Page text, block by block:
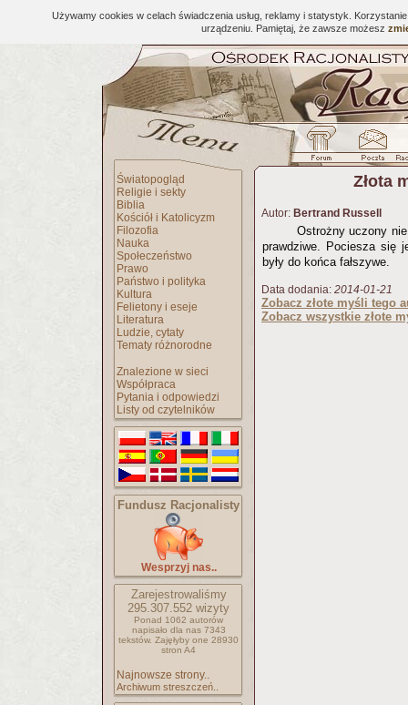
Używamy cookies w celach świadczenia usług, reklamy i statystyk.
urządzeniu. Pamiętaj, że zawsze możesz
Światopogląd
Religie i sekty
Biblia
Kościół i Katolicyzm
Filozofia
Nauka
Społeczeństwo
Prawo
Państwo i polityka
Kultura
Felietony i eseje
Literatura
Ludzie, cytaty
Tematy różnorodne
Znalezione w sieci
Współpraca
Pytania i odpowiedzi
Listy od czytelników
Fundusz Racjonalisty
Wesprzyj nas..
Zarejestrowaliśmy
295.307.552 wizyty
Ponad 1062 autorów
napisało dla nas 7343
tekstów. Zajęłyby one 28930
stron A4
Najnowsze strony..
Archiwum streszczeń..
Złota
Autor: Bertrand Russell
Ostrożny uczony
prawdziwe. Pociesza się
były do końca fałszywe.
Data dodania: 2014-01-21
Zobacz złote myśli tego
Zobacz wszystkie złote